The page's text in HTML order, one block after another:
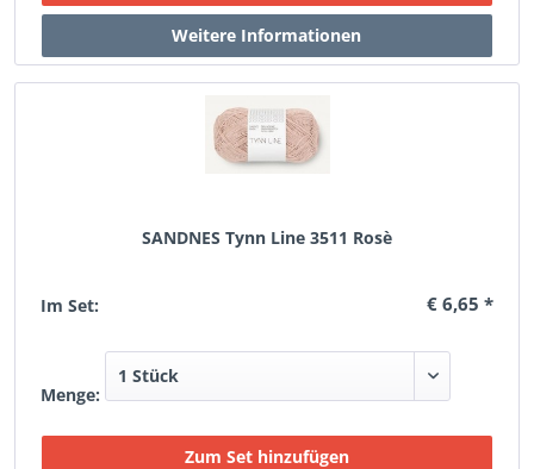
SANDNES Tynn Line 3511 Rosè
Im Set: € 6,65 *
Menge: